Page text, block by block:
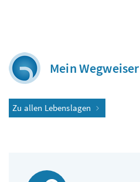
Mein Wegweiser
Zu allen Lebenslagen